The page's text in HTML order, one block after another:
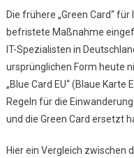
Die frühere „Green Card“
befristete Maßnahme
IT-Spezialisten in
ursprünglichen Form heute
„Blue Card EU“ (Blaue
Regeln für die
und die Green Card ersetzt
Hier ein Vergleich zwischen